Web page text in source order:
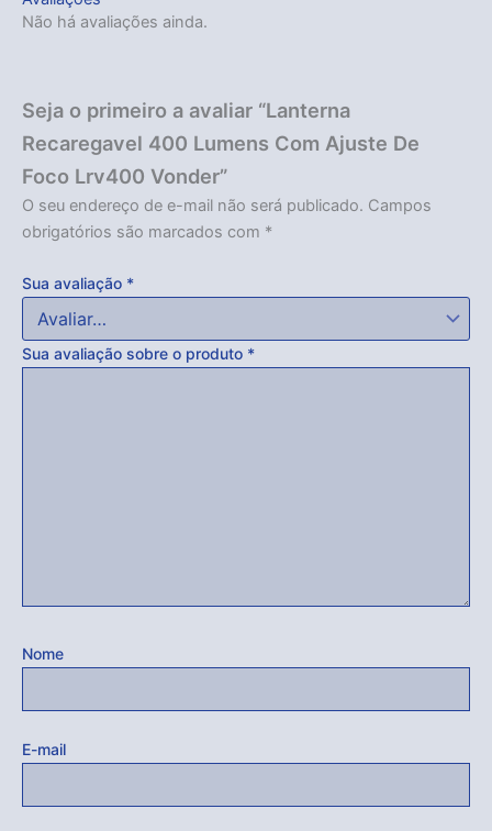
Não há avaliações ainda.
Seja o primeiro a avaliar “Lanterna
Recaregavel 400 Lumens Com Ajuste De
Foco Lrv400 Vonder”
O seu endereço de e-mail não será publicado. Campos
obrigatórios são marcados com *
Sua avaliação *
Sua avaliação sobre o produto *
Nome
E-mail